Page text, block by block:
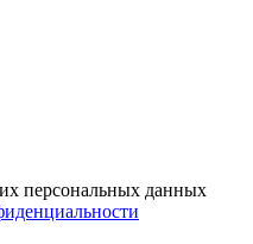
персональных данных